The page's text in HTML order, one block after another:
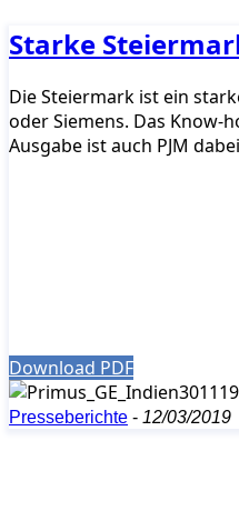
Starke
Die Steiermark ist ein
oder Siemens. Das
Ausgabe ist auch PJM
Download PDF
Presseberichte - 12/03/2019